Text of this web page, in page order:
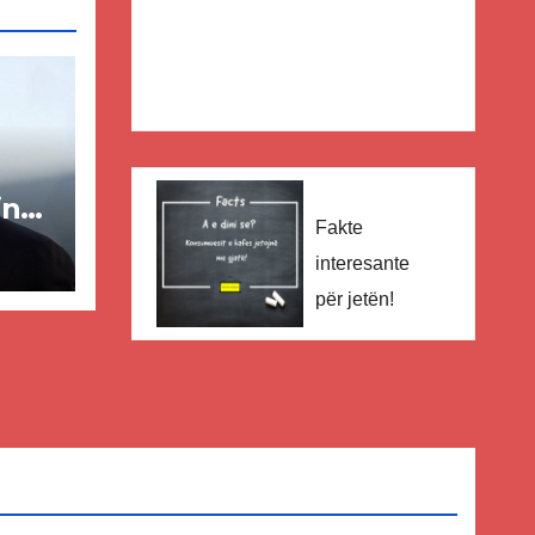
Fakte
interesante
për jetën!